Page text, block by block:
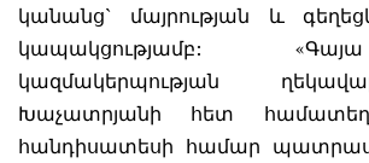
կանանց` մայրության և
կապակցությամբ:
կազմակերպության
Խաչատրյանի հետ
հանդիսատեսի համար